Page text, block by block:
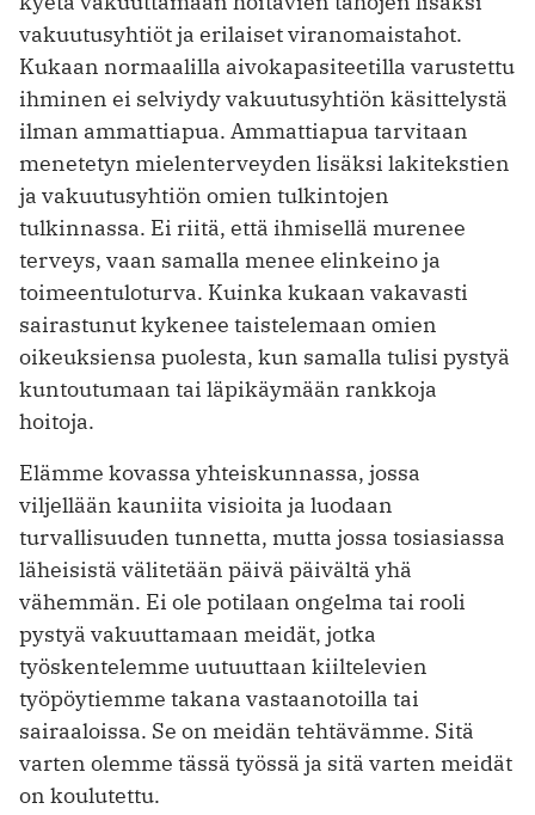
vakuutusyhtiöt ja erilaiset viranomaistahot.
Kukaan normaalilla aivokapasiteetilla varustettu
ihminen ei selviydy vakuutusyhtiön käsittelystä
ilman ammattiapua. Ammattiapua tarvitaan
menetetyn mielenterveyden lisäksi lakitekstien
ja vakuutusyhtiön omien tulkintojen
tulkinnassa. Ei riitä, että ihmisellä murenee
terveys, vaan samalla menee elinkeino ja
toimeentuloturva. Kuinka kukaan vakavasti
sairastunut kykenee taistelemaan omien
oikeuksiensa puolesta, kun samalla tulisi pystyä
kuntoutumaan tai läpikäymään rankkoja
hoitoja.
Elämme kovassa yhteiskunnassa, jossa
viljellään kauniita visioita ja luodaan
turvallisuuden tunnetta, mutta jossa tosiasiassa
läheisistä välitetään päivä päivältä yhä
vähemmän. Ei ole potilaan ongelma tai rooli
pystyä vakuuttamaan meidät, jotka
työskentelemme uutuuttaan kiiltelevien
työpöytiemme takana vastaanotoilla tai
sairaaloissa. Se on meidän tehtävämme. Sitä
varten olemme tässä työssä ja sitä varten meidät
on koulutettu.